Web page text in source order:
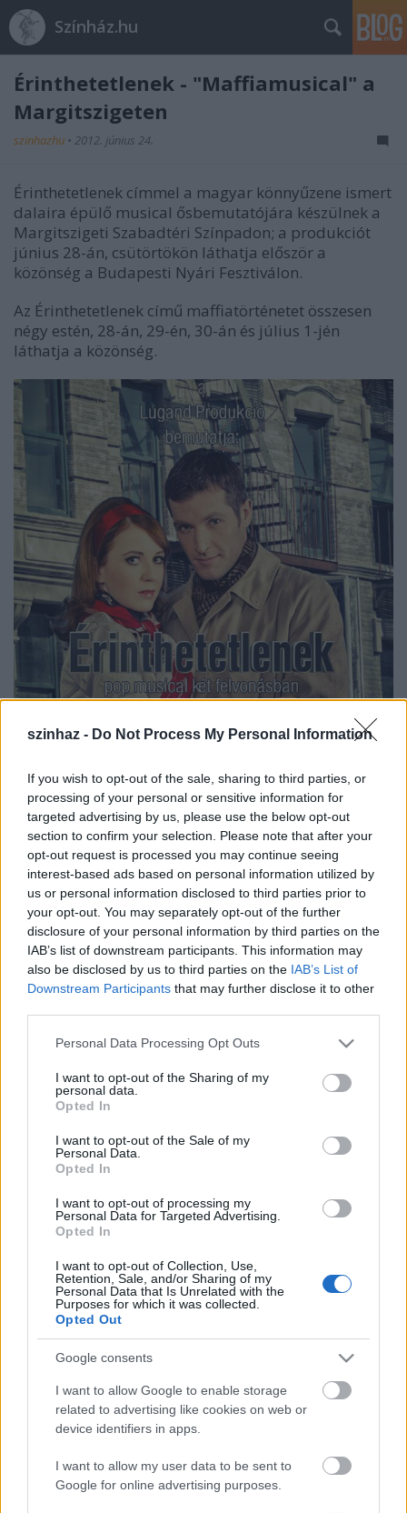
szinhaz - Do Not Process My Personal Information
If you wish to opt-out of the sale, sharing to third parties, or
processing of your personal or sensitive information for
targeted advertising by us, please use the below opt-out
section to confirm your selection. Please note that after your
opt-out request is processed you may continue seeing
interest-based ads based on personal information utilized by
us or personal information disclosed to third parties prior to
your opt-out. You may separately opt-out of the further
disclosure of your personal information by third parties on the
IAB’s list of downstream participants. This information may
also be disclosed by us to third parties on the IAB’s List of
Downstream Participants that may further disclose it to other
Please note that this website/app uses one or more Google
not limited to your visit or usage behaviour. You may click to
grant or deny consent to Google and its third-party tags to
use your data for below specified purposes in below Google
consent section.
Personal Data Processing Opt Outs
I want to opt-out of the Sharing of my
personal data.
Opted In
I want to opt-out of the Sale of my
Personal Data.
Opted In
I want to opt-out of processing my
Personal Data for Targeted Advertising.
Opted In
I want to opt-out of Collection, Use,
Retention, Sale, and/or Sharing of my
Personal Data that Is Unrelated with the
Purposes for which it was collected.
Opted Out
Google consents
I want to allow Google to enable storage
related to advertising like cookies on web or
device identifiers in apps.
I want to allow my user data to be sent to
Google for online advertising purposes.
Színház.hu
Érinthetetlenek - "Maffiamusical" a
Margitszigeten
szinhazhu • 2012. június 24.
Érinthetetlenek címmel a magyar könnyűzene ismert
dalaira épülő musical ősbemutatójára készülnek a
Margitszigeti Szabadtéri Színpadon; a produkciót
június 28-án, csütörtökön láthatja először a
közönség a Budapesti Nyári Fesztiválon.
Az Érinthetetlenek című maffiatörténetet összesen
négy estén, 28-án, 29-én, 30-án és július 1-jén
láthatja a közönség.
A darab története szerint "az 1960-as évek elején
Amerikában egy kedves maffiacsalád válságba
kerül. A családfő jó útra tér, lányuk szerelmes lesz a
környék rendőrfőnökébe, közvetlen szomszédaik az
orosz maffia megbízásából kémkednek utánuk, s
mindezek fejébe az évszázad nagy fogására készül
az FBI. Ebben a zavaros, bűnökkel terhelt
környezetben nem csoda, ha konfliktusok születnek,
ha be nem teljesült vágyak szomorú könnyeket
csalnak fiatal lányok szemébe" - olvasható a darab
ismertetőjében.
Mint írják, a több mint 200 négyzetméternyi LED-fal,
70 intelligens robotlámpa, különleges hangi és
pirotechnikai hatásokon kívül 24 táncos, 14-tagú
élőzenekar és 13 színész garantálja a nyáresti
szórakozást a Margitszigeti Szabadtéri Színpadon.
Az előadásban a maffiafőnök szerepében
szerepébenAndrádi Zsanettlátható, emellett
Fehér Adrienn, Józsa Imre, Fekete Linda, Gerner